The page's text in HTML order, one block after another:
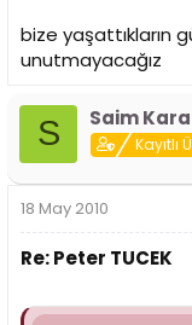
bize yaşattıkların
unutmayacağız
S Saim
Kayıtlı
18 May 2010
Re: Peter TUCEK